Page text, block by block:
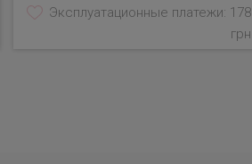
Эксплуатационные платежи: 178
грн